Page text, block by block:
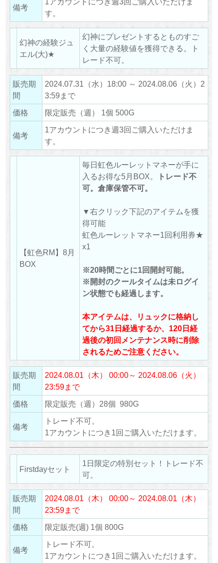
備考
す。
幻神の経験ジュ
エル(大)★
幻神にプレゼントするとものすご
く大量の経験値を獲得できる。ト
レード不可。
販売期
間
2024.07.31（水）18:00 ～ 2024.08.06（火）2
3:59まで
価格
限定販売（週） 1個 500G
備考
1アカウントにつき週3回ご購入いただけま
す。
【虹色RM】8月
BOX
毎日虹色ルーレットマネーが手に
入るお得な5月BOX。
トレード不
可。倉庫保管不可。
▼右クリック下記のアイテムを獲
得可能
虹色ルーレットマネー1回利用券★
x1
※20時間ごとに1回開封可能。
※開封のクールタイムは未ログイ
ン状態でも経過します。
本アイテムは、リュックに格納し
てから31日経過するか、120日経
過後の初回メンテナンス時に削除
されるためご注意ください。
販売期
間
2024.08.01（木） 00:00～ 2024.08.06（火）
23:59まで
価格
限定販売（週）28個 980G
備考
トレード不可。
1アカウントにつき1回ご購入いただけます。
Firstdayセット
1日限定の特別セット！トレード不
可。
販売期
間
2024.08.01（木） 00:00～ 2024.08.01（木）
23:59まで
価格
限定販売(週) 1個 800G
備考
トレード不可。
1アカウントにつき1回ご購入いただけます。